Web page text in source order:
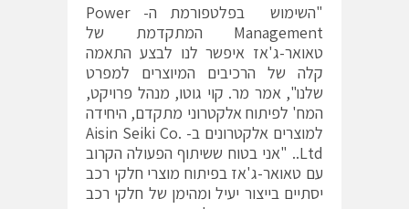
"השימוש בפלטפורמת ה- Power
Management המתקדמת של
טאואר-ג'אז איפשר לנו לבצע התאמה
קלה של הרכיבים המיוצרים למפרט
שלנו", אמר מר. קוי גוטו, מנהל פרויקט,
המח' לפיתוח אלקטרוני מתקדם, היחידה
למוצרים אלקטרונים ב- Aisin Seiki Co.
Ltd.. "אני בטוח ששיתוף הפעולה הקרוב
עם טאואר-ג'אז בפיתוח מוצרי חלקי רכב
יסתיים בייצור יעיל ומהימן של חלקי רכב